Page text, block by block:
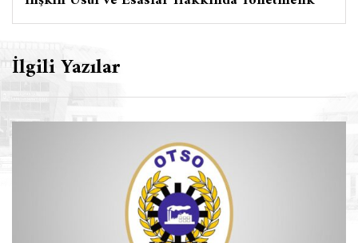
İlgili Yazılar